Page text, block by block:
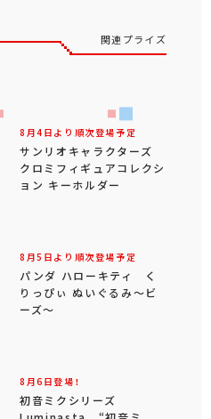
関連プライズ
8月4日より順次登場予定
サンリオキャラクターズ
クロミフィギュアコレクシ
ョン キーホルダー
8月5日より順次登場予定
パンダ ハローキティ く
りっぴぃ ぬいぐるみ～ビ
ーズ～
8月6日登場！
初音ミクシリーズ